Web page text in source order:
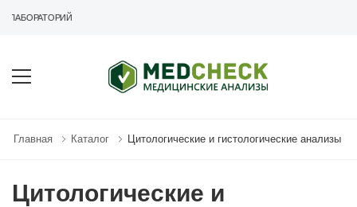
Главная Каталог Цитологические и гистологические анализы
Цитологические и